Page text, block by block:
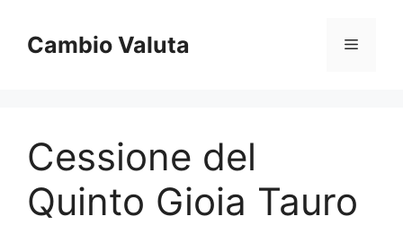
contenuto
Cambio Valuta Menu
Cessione del
Quinto Gioia Tauro